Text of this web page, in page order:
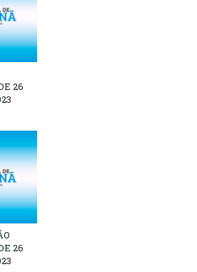
26
26